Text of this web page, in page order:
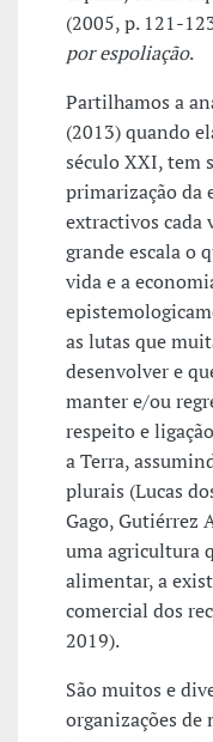
(2005, p. 121-
por espoliação.
Partilhamos a
(2013) quando
século XXI, tem
primarização da
extractivos cada
grande escala o
vida e a
as lutas que
desenvolver e
manter e/ou
respeito e
a Terra,
plurais (Lucas
Gago, Gutiérrez
uma agricultura
alimentar, a
comercial dos
2019).
São muitos e
organizações de